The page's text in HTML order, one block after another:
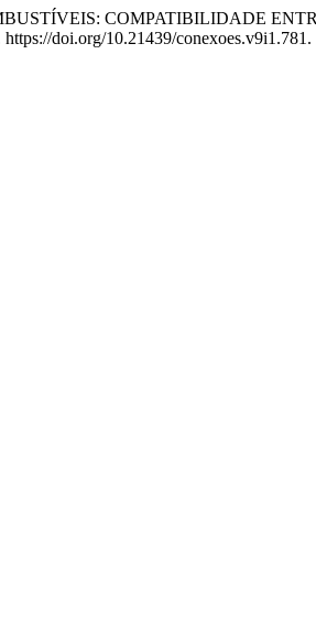
COMPATIBILIDADE
https://doi.org/10.21439/conexoes.v9i1.781.